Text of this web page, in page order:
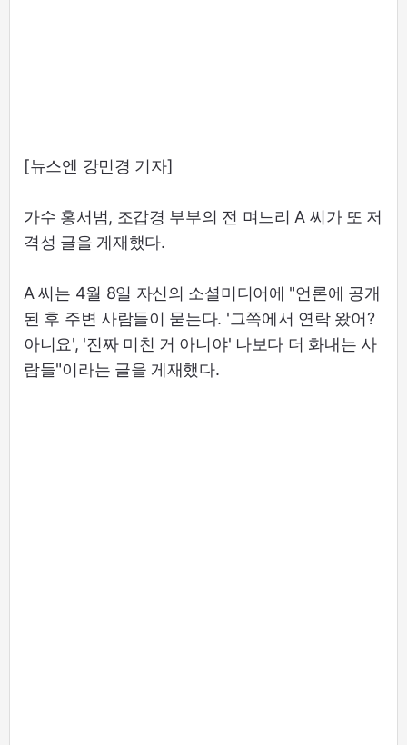
[뉴스엔 강민경 기자]
가수 홍서범, 조갑경 부부의 전 며느리 A 씨가 또 저
격성 글을 게재했다.
A 씨는 4월 8일 자신의 소셜미디어에 "언론에 공개
된 후 주변 사람들이 묻는다. '그쪽에서 연락 왔어?
아니요', '진짜 미친 거 아니야' 나보다 더 화내는 사
람들"이라는 글을 게재했다.